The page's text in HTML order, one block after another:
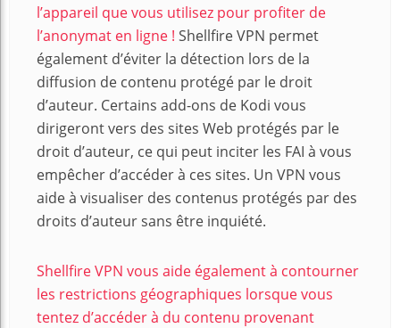
l’appareil que vous utilisez pour profiter de
l’anonymat en ligne ! Shellfire VPN permet
également d’éviter la détection lors de la
diffusion de contenu protégé par le droit
d’auteur. Certains add-ons de Kodi vous
dirigeront vers des sites Web protégés par le
droit d’auteur, ce qui peut inciter les FAI à vous
empêcher d’accéder à ces sites. Un VPN vous
aide à visualiser des contenus protégés par des
droits d’auteur sans être inquiété.
Shellfire VPN vous aide également à contourner
les restrictions géographiques lorsque vous
tentez d’accéder à du contenu provenant